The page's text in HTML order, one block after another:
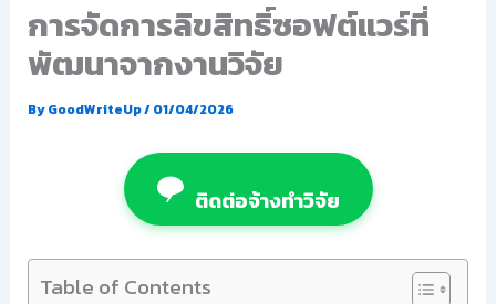
การจัดการลิขสิทธิ์ซอฟต์แวร์ที่
พัฒนาจากงานวิจัย
ByGoodWriteUp/01/04/2026
ติดต่อจ้างทำวิจัย
Table of Contents